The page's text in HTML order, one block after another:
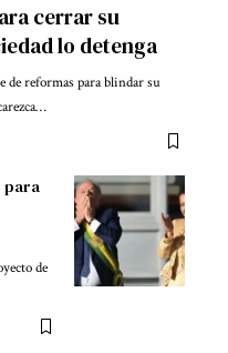
cerrar su
lo detenga
de reformas para blindar su
para
de